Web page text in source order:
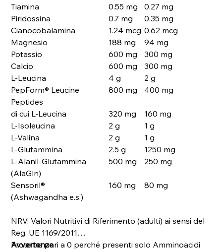
Tiamina 0.55 mg
0.27 mg
Piridossina
0.7 mg
0.35 mg
Cianocobalamina
1.24 mcg 0.62 mcg
Magnesio
188 mg
94 mg
Potassio
600 mg
300 mg
Calcio
600 mg
300 mg
L-Leucina
4 g
2 g
PepForm® Leucine
Peptides
di cui L-Leucina
800 mg
320 mg
400 mg
160 mg
L-Isoleucina
2 g
1 g
L-Valina
2 g
1 g
L-Glutammina
2.5 g
1250 mg
L-Alanil-Glutammina
(AlaGln)
500 mg 250 mg
Sensoril®
(Ashwagandha e.s.)
160 mg 80 mg
NRV: Valori Nutritivi di Riferimento (adulti) ai sensi del
Reg. UE 1169/2011
Proteine pari a 0 perché presenti solo Amminoacidi
Avvertenze